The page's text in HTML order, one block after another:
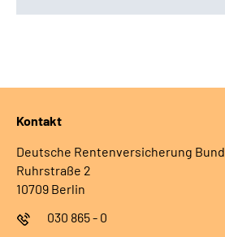
Kontakt
Deutsche Rentenversicherung Bund
Ruhrstraße 2
10709 Berlin
030 865 - 0